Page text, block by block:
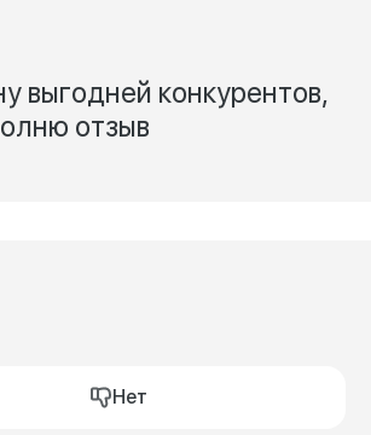
выгодней конкурентов,
отзыв
Нет